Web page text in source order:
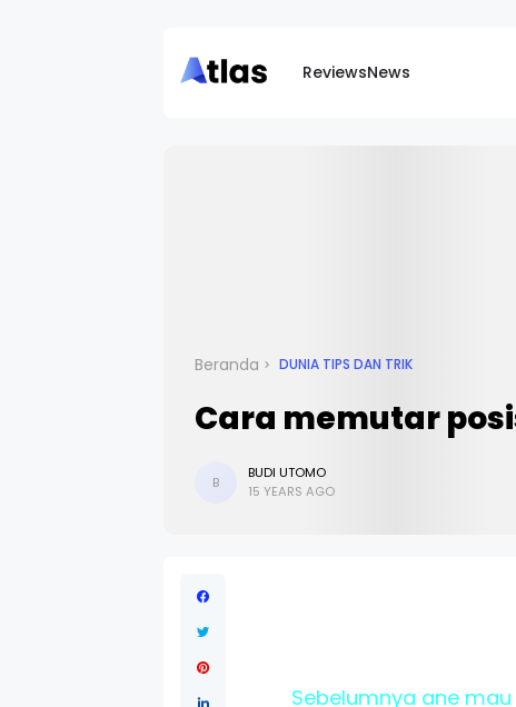
ReviewsNews
Beranda DUNIA TIPS DAN TRIK
Cara memutar
B
BUDI UTOMO
15 YEARS AGO
Sebelumnya ane